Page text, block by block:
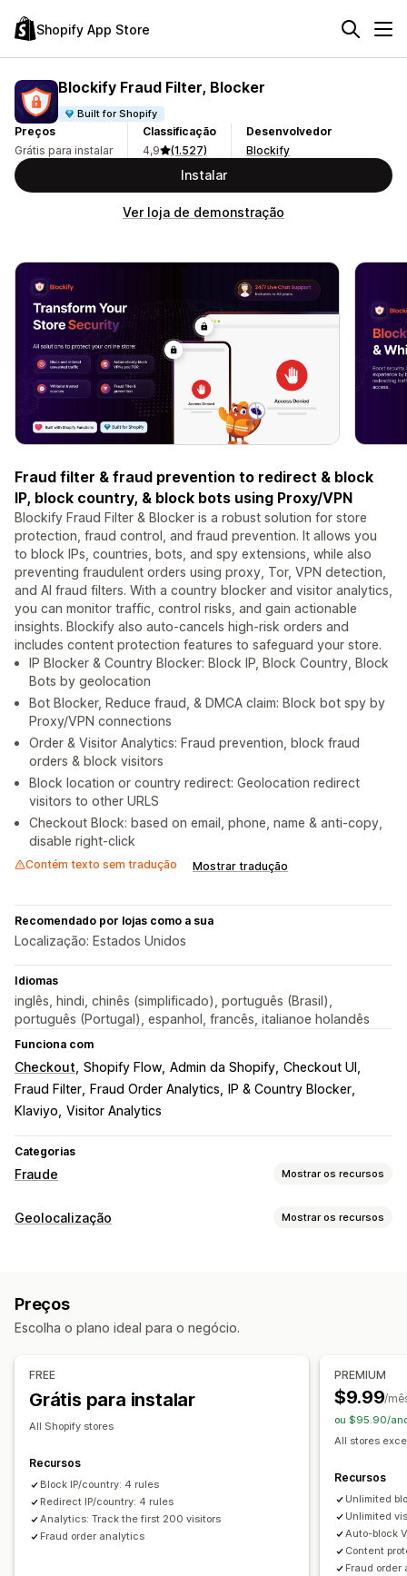
Shopify App Store
Blockify Fraud Filter, Blocker
Built for Shopify
Preços
Grátis para instalar
Classificação
4,9
(1.527)
Desenvolvedor
Blockify
Instalar
Ver loja de demonstração
Fraud filter & fraud prevention to redirect & block
IP, block country, & block bots using Proxy/VPN
Blockify Fraud Filter & Blocker is a robust solution for store
protection, fraud control, and fraud prevention. It allows you
to block IPs, countries, bots, and spy extensions, while also
preventing fraudulent orders using proxy, Tor, VPN detection,
and AI fraud filters. With a country blocker and visitor analytics,
you can monitor traffic, control risks, and gain actionable
insights. Blockify also auto-cancels high-risk orders and
includes content protection features to safeguard your store.
IP Blocker & Country Blocker: Block IP, Block Country, Block
Bots by geolocation
Bot Blocker, Reduce fraud, & DMCA claim: Block bot spy by
Proxy/VPN connections
Order & Visitor Analytics: Fraud prevention, block fraud
orders & block visitors
Block location or country redirect: Geolocation redirect
visitors to other URLS
Checkout Block: based on email, phone, name & anti-copy,
disable right-click
Contém texto sem tradução Mostrar tradução
Recomendado por lojas como a sua
Localização: Estados Unidos
Idiomas
inglês, hindi, chinês (simplificado), português (Brasil),
português (Portugal), espanhol, francês, italianoe holandês
Funciona com
Checkout Shopify Flow Admin da Shopify Checkout UI
Fraud Filter
Fraud Order Analytics
IP & Country Blocker
Klaviyo Visitor Analytics
Categorias
Fraude Mostrar os recursos
Tipos de fraude
Listas de bloqueio
Proteção de conteúdo
Bloqueio de spam
Alertas e análises
Avisos de fraude
Análises de visitantes
Relatórios de alto risco
Geolocalização Mostrar os recursos
Proxies
Redirecionamento manual
Configurações de localização
Preços
Escolha o plano ideal para o negócio.
FREE
Grátis para instalar
All Shopify stores
Recursos
Block IP/country: 4 rules
Redirect IP/country: 4 rules
Analytics: Track the first 200 visitors
Fraud order analytics
PREMIUM
$9.99/
ou $95.90/
All stores
Recursos
Unlimited
Unlimited
Auto-block
Content
Fraud order